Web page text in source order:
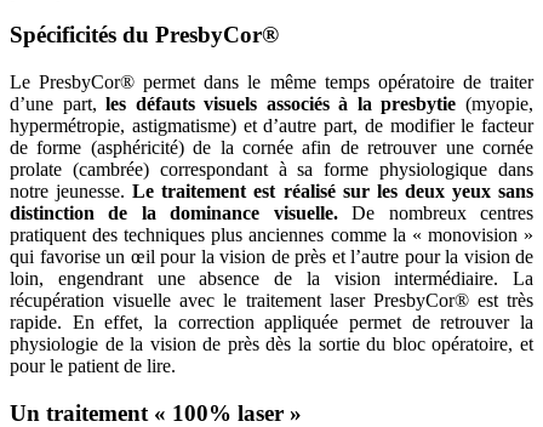
Spécificités du PresbyCor®
Le PresbyCor® permet dans le même temps opératoire de traiter
d’une part, les défauts visuels associés à la presbytie (myopie,
hypermétropie, astigmatisme) et d’autre part, de modifier le facteur
de forme (asphéricité) de la cornée afin de retrouver une cornée
prolate (cambrée) correspondant à sa forme physiologique dans
notre jeunesse.Le traitement est réalisé sur les deux yeux sans
distinction de la dominance visuelle.De nombreux centres
pratiquent des techniques plus anciennes comme la « monovision »
qui favorise un œil pour la vision de près et l’autre pour la vision de
loin, engendrant une absence de la vision intermédiaire. La
récupération visuelle avec le traitement laser PresbyCor® est très
rapide. En effet, la correction appliquée permet de retrouver la
physiologie de la vision de près dès la sortie du bloc opératoire, et
pour le patient de lire.
Un traitement « 100% laser »